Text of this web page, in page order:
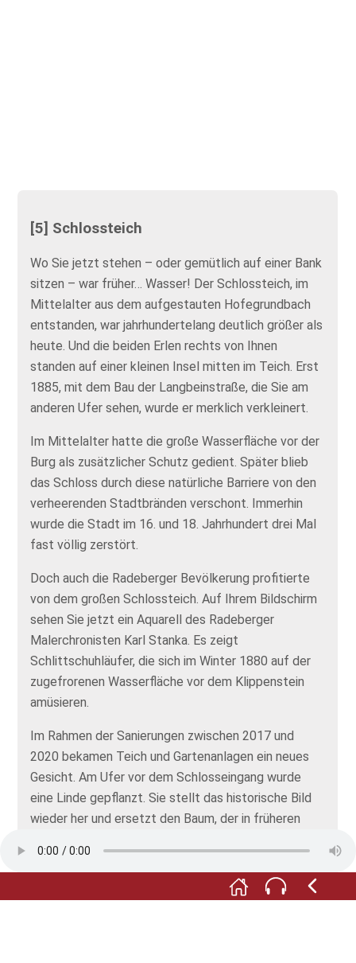
[5] Schlossteich
Wo Sie jetzt stehen – oder gemütlich auf einer Bank
sitzen – war früher… Wasser! Der Schlossteich, im
Mittelalter aus dem aufgestauten Hofegrundbach
entstanden, war jahrhundertelang deutlich größer als
heute. Und die beiden Erlen rechts von Ihnen
standen auf einer kleinen Insel mitten im Teich. Erst
1885, mit dem Bau der Langbeinstraße, die Sie am
anderen Ufer sehen, wurde er merklich verkleinert.
Im Mittelalter hatte die große Wasserfläche vor der
Burg als zusätzlicher Schutz gedient. Später blieb
das Schloss durch diese natürliche Barriere von den
verheerenden Stadtbränden verschont. Immerhin
wurde die Stadt im 16. und 18. Jahrhundert drei Mal
fast völlig zerstört.
Doch auch die Radeberger Bevölkerung profitierte
von dem großen Schlossteich. Auf Ihrem Bildschirm
sehen Sie jetzt ein Aquarell des Radeberger
Malerchronisten Karl Stanka. Es zeigt
Schlittschuhläufer, die sich im Winter 1880 auf der
zugefrorenen Wasserfläche vor dem Klippenstein
amüsieren.
Im Rahmen der Sanierungen zwischen 2017 und
2020 bekamen Teich und Gartenanlagen ein neues
Gesicht. Am Ufer vor dem Schlosseingang wurde
eine Linde gepflanzt. Sie stellt das historische Bild
wieder her und ersetzt den Baum, der in früheren
Überall im Schlossgarten werden Ihnen
Steinfragmente und historische Bauteile begegnen: